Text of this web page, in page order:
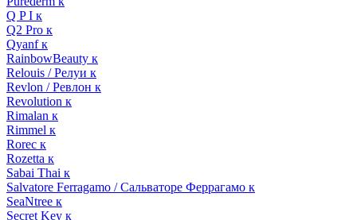
Q P I к
Q2 Pro к
Qyanf к
RainbowBeauty к
Relouis / Релуи к
Revlon / Ревлон к
Revolution к
Rimalan к
Rimmel к
Rorec к
Rozetta к
Sabai Thai к
Salvatore Ferragamo / Сальваторе Феррагамо к
SeaNtree к
Secret Key к